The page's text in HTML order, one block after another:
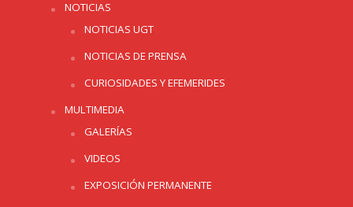
NOTICIAS
NOTICIAS UGT
NOTICIAS DE PRENSA
CURIOSIDADES Y EFEMERIDES
MULTIMEDIA
GALERÍAS
VIDEOS
EXPOSICIÓN PERMANENTE